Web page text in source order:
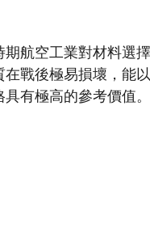
航空工業對材料選
戰後極易損壞，能
有極高的參考價值。